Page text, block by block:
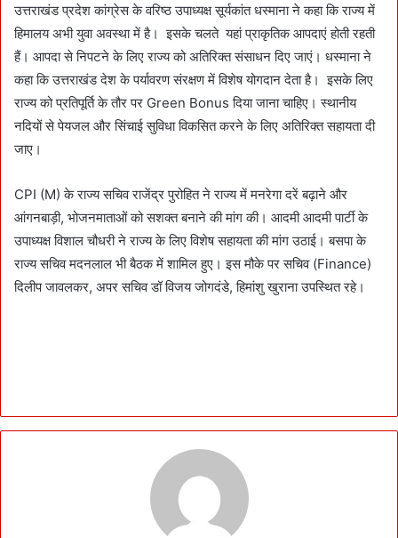
उत्तराखंड प्रदेश कांग्रेस के वरिष्ठ उपाध्यक्ष सूर्यकांत धस्माना ने कहा कि राज्य में
हिमालय अभी युवा अवस्था में है। इसके चलते यहां प्राकृतिक आपदाएं होती रहती
हैं। आपदा से निपटने के लिए राज्य को अतिरिक्त संसाधन दिए जाएं। धस्माना ने
कहा कि उत्तराखंड देश के पर्यावरण संरक्षण में विशेष योगदान देता है। इसके लिए
राज्य को प्रतिपूर्ति के तौर पर Green Bonus दिया जाना चाहिए। स्थानीय
नदियों से पेयजल और सिंचाई सुविधा विकसित करने के लिए अतिरिक्त सहायता दी
जाए।
CPI (M) के राज्य सचिव राजेंद्र पुरोहित ने राज्य में मनरेगा दरें बढ़ाने और
आंगनबाड़ी, भोजनमाताओं को सशक्त बनाने की मांग की। आदमी आदमी पार्टी के
उपाध्यक्ष विशाल चौधरी ने राज्य के लिए विशेष सहायता की मांग उठाई। बसपा के
राज्य सचिव मदनलाल भी बैठक में शामिल हुए। इस मौके पर सचिव (Finance)
दिलीप जावलकर, अपर सचिव डॉ विजय जोगदंडे, हिमांशु खुराना उपस्थित रहे।